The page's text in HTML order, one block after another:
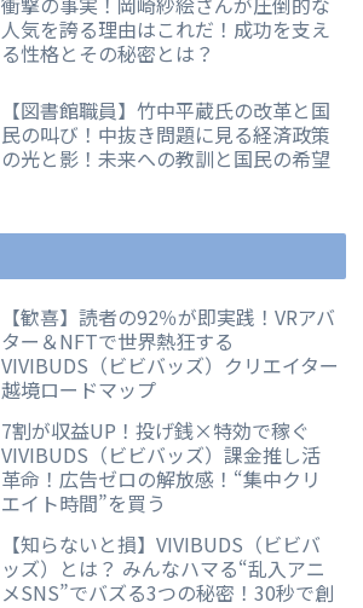
人気を誇る理由はこれだ！成功を支え
る性格とその秘密とは？
【図書館職員】竹中平蔵氏の改革と国
民の叫び！中抜き問題に見る経済政策
の光と影！未来への教訓と国民の希望
【歓喜】読者の92％が即実践！VRアバ
ター＆NFTで世界熱狂する
VIVIBUDS（ビビバッズ）クリエイター
越境ロードマップ
7割が収益UP！投げ銭×特効で稼ぐ
VIVIBUDS（ビビバッズ）課金推し活
革命！広告ゼロの解放感！“集中クリ
エイト時間”を買う
【知らないと損】VIVIBUDS（ビビバ
ッズ）とは？ みんなハマる“乱入アニ
メSNS”でバズる3つの秘密！30秒で創